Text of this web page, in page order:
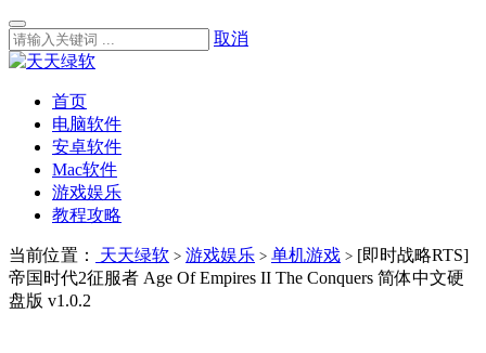
取消
首页
电脑软件
安卓软件
Mac软件
游戏娱乐
教程攻略
当前位置： 天天绿软 > 游戏娱乐 > 单机游戏 > [即时战略RTS]
帝国时代2征服者 Age Of Empires II The Conquers 简体中文硬
盘版 v1.0.2